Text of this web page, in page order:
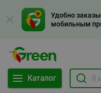
Удобно
мобильным
Каталог